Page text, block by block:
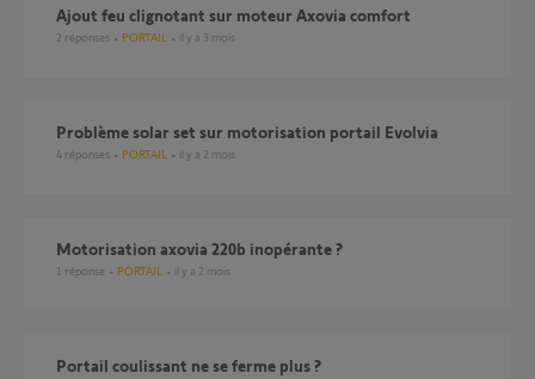
Ajout feu clignotant sur moteur Axovia comfort
2 réponses PORTAIL il y a 3 mois
Problème solar set sur motorisation portail Evolvia
4 réponses PORTAIL il y a 2 mois
motorisation axovia 220b inopérante ?
1 réponse PORTAIL il y a 2 mois
Portail coulissant ne se ferme plus ?